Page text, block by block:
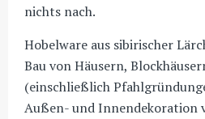
nichts nach.
Hobelware aus sibirischer
Bau von Häusern,
(einschließlich
Außen- und Innendekoration